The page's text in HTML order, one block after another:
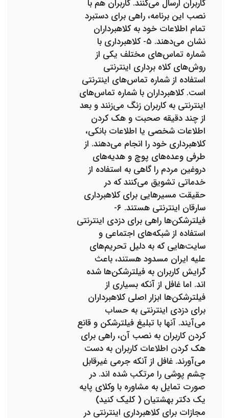
کاربران ارسال می‌کنند. کاربران هم با
نصب این برنامه، راهی برای دستبرد
تمام اطلاعات خود به کلاهبرداران
نشان می‌دهند. ۵- کلاهبرداری با
شماره تماس‌های مختلف یکی از
روش‌های کلاه برداری اینترنتی
استفاده از شماره تماس‌های اینترنتی
است. کلاهبرداران با شماره تماس‌های
اینترنتی به کاربران زنگ می‌زنند و بعد
از چند دقیقه صحبت و هک کردن
اطلاعات شخصی یا اطلاعات بانکی،
کلاهبرداری خود را انجام می‌دهند. از
طرفی وعده‌های پوچ و هدیه‌های
دروغین مردم را گاهی به استفاده از
خدماتی تشویق می‌کنند که در
حقیقت مسیرهایی برای کلاهبرداری
سارقان اینترنتی هستند. ۶-
فیلترشکن‌ها راهی برای دزدی اینترنتی
استفاده از شبکه‌های اجتماعی و
سایت‌هایی که به دلیل تحریم‌های
علیه ایران مسدود هستند، باعث
گرایش کاربران به فیلترشکن‌ها شده‌
اند. اما غافل از آنکه بسیاری از
فیلترشکن‌ها ابزار اصلی کلاهبرداران
برای دزدی اینترنتی به حساب
می‌آیند. آنها با تبلیغ فیلترشکن و قانع
کردن کاربران به نصب آن، راهی برای
هک کردن اطلاعات کاربران به دست
می‌آورند. غافل از آنکه جرمی غیرقابل
چشم پوشی را مرتکب شده‌ اند. در
صورت تمایل به مشاوره با وکلای پایه
یک دکتر بهشتیان ( کلیک کنید)
مجازات برای کلاهبرداری اینترنتی در